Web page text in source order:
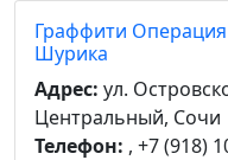
Граффити
Шурика
Адрес: ул.
Центральный, Сочи
Телефон: , +7 (918)